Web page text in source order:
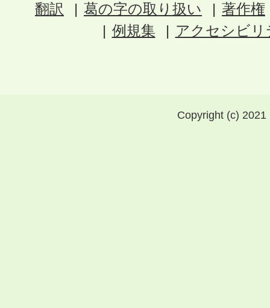
翻訳 葛の字の取り扱い
著作権
例規集
アクセシビ
Copyright (c)